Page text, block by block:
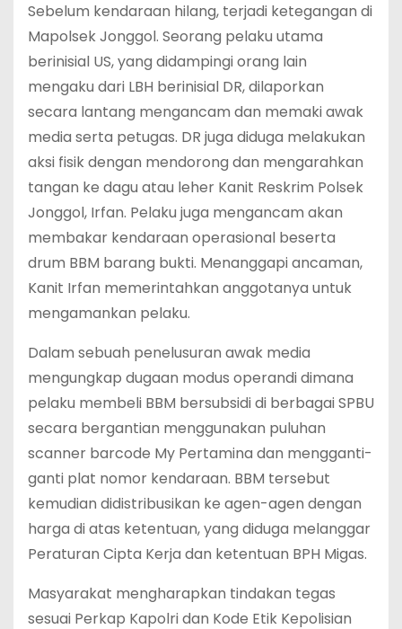
Sebelum kendaraan hilang, terjadi ketegangan di
Mapolsek Jonggol. Seorang pelaku utama
berinisial US, yang didampingi orang lain
mengaku dari LBH berinisial DR, dilaporkan
secara lantang mengancam dan memaki awak
media serta petugas. DR juga diduga melakukan
aksi fisik dengan mendorong dan mengarahkan
tangan ke dagu atau leher Kanit Reskrim Polsek
Jonggol, Irfan. Pelaku juga mengancam akan
membakar kendaraan operasional beserta
drum BBM barang bukti. Menanggapi ancaman,
Kanit Irfan memerintahkan anggotanya untuk
mengamankan pelaku.
Dalam sebuah penelusuran awak media
mengungkap dugaan modus operandi dimana
pelaku membeli BBM bersubsidi di berbagai SPBU
secara bergantian menggunakan puluhan
scanner barcode My Pertamina dan mengganti-
ganti plat nomor kendaraan. BBM tersebut
kemudian didistribusikan ke agen-agen dengan
harga di atas ketentuan, yang diduga melanggar
Peraturan Cipta Kerja dan ketentuan BPH Migas.
Masyarakat mengharapkan tindakan tegas
sesuai Perkap Kapolri dan Kode Etik Kepolisian